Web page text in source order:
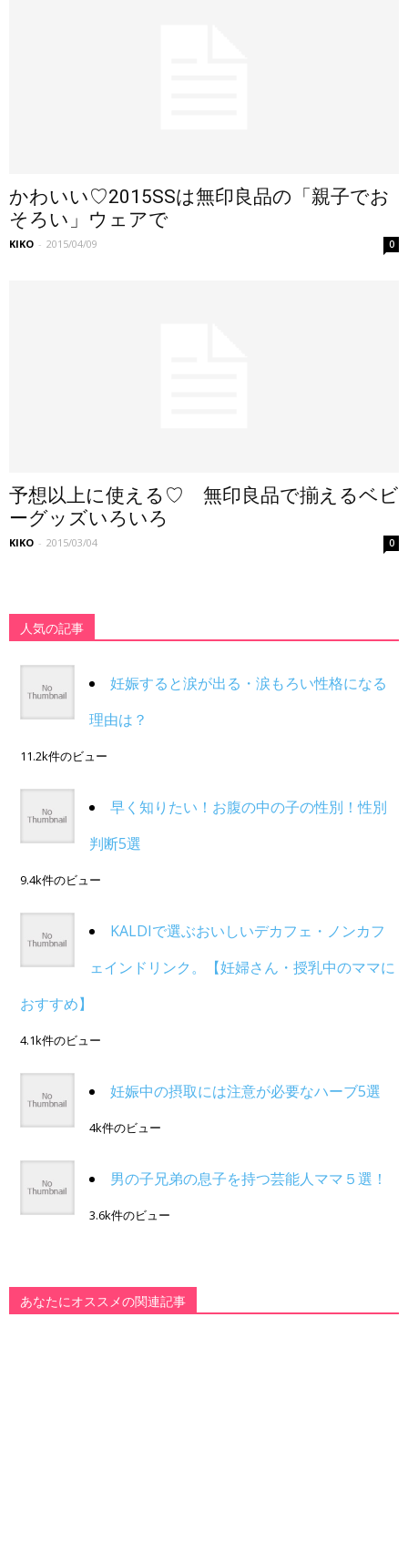
かわいい♡2015SSは無印良品の「親子でお
そろい」ウェアで
KIKO - 2015/04/09 0
予想以上に使える♡ 無印良品で揃えるベビ
ーグッズいろいろ
KIKO - 2015/03/04 0
人気の記事
妊娠すると涙が出る・涙もろい性格になる
理由は？
11.2k件のビュー
早く知りたい！お腹の中の子の性別！性別
判断5選
9.4k件のビュー
KALDIで選ぶおいしいデカフェ・ノンカフ
ェインドリンク。【妊婦さん・授乳中のママに
おすすめ】
4.1k件のビュー
妊娠中の摂取には注意が必要なハーブ5選
4k件のビュー
男の子兄弟の息子を持つ芸能人ママ５選！
3.6k件のビュー
あなたにオススメの関連記事